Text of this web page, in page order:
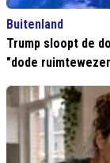
Buitenland
Trump sloopt de
"dode